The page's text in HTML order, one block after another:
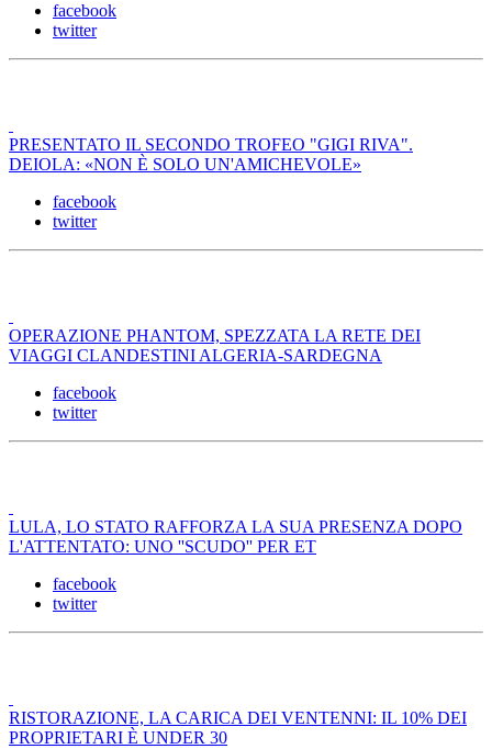
facebook
twitter
PRESENTATO IL SECONDO TROFEO "GIGI RIVA".
DEIOLA: «NON È SOLO UN'AMICHEVOLE»
facebook
twitter
OPERAZIONE PHANTOM, SPEZZATA LA RETE DEI
VIAGGI CLANDESTINI ALGERIA-SARDEGNA
facebook
twitter
LULA, LO STATO RAFFORZA LA SUA PRESENZA DOPO
L'ATTENTATO: UNO ''SCUDO'' PER ET
facebook
twitter
RISTORAZIONE, LA CARICA DEI VENTENNI: IL 10% DEI
PROPRIETARI È UNDER 30